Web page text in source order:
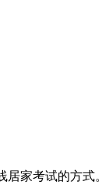
家考试的方式